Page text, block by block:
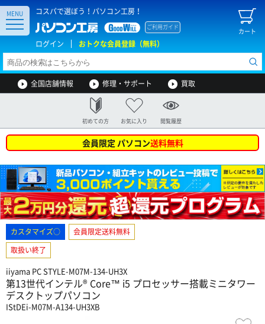
コスパで選ぼう！パソコン工房！
カート
ご利用ガイド
ログイン おトクな会員登録（無料）
MENU
全国店舗情報 修理・サポート 買取
初めての方 お気に入り 閲覧履歴
会員限定 パソコン送料無料
カスタマイズ○
会員限定送料無料
取扱い終了
iiyama PC STYLE-M07M-134-UH3X
第13世代インテル® Core™ i5 プロセッサー搭載ミニタワー
デスクトップパソコン
IStDEi-M07M-A134-UH3XB